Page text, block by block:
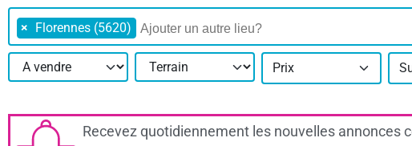
× Florennes (5620)
Prix
Recevez quotidiennement les nouvelles annonces